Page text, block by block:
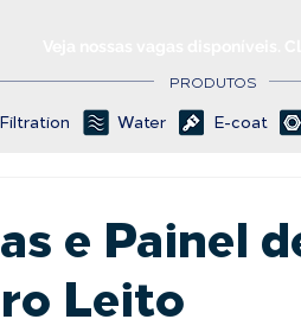
PRODUTOS
Filtration Water E-coat
e Painel
Leito